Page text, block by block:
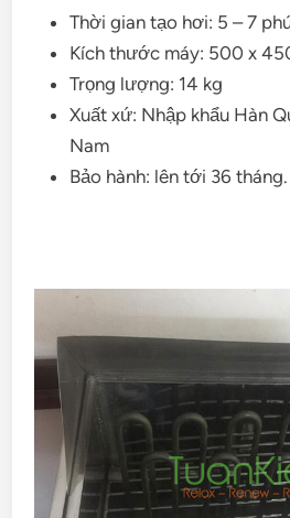
Thời gian tạo hơi: 5 – 7
Kích thước máy: 500 x
Trọng lượng: 14 kg
Xuất xứ: Nhập khẩu Hàn
Nam
Bảo hành: lên tới 36 tháng.